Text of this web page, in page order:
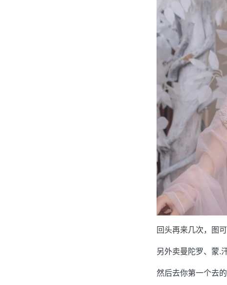
回头再来几次，图
另外卖曼陀罗、蒙.
然后去你第一个去